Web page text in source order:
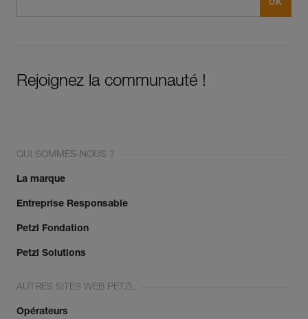
Rejoignez la communauté !
QUI SOMMES-NOUS ?
La marque
Entreprise Responsable
Petzl Fondation
Petzl Solutions
AUTRES SITES WEB PETZL
Opérateurs